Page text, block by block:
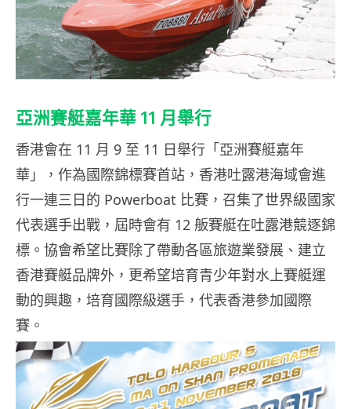
亞洲賽艇嘉年華 11 月舉行
香港會在 11 月 9 至 11 日舉行「亞洲賽艇嘉年
華」，作為國際錦標賽首站，香港吐露港海域會進
行一連三日的 Powerboat 比賽，召集了世界級國家
代表選手出戰，屆時會有 12 舨賽艇在吐露港競逐錦
標。協會希望比賽除了帶動各區旅遊業發展、建立
香港賽艇品牌外，更希望培育青少年對水上賽艇運
動的興趣，培育國際級選手，代表香港參加國際
賽。